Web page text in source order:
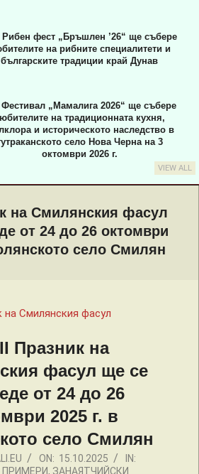
Рибен фест „Бръшлен ’26“ ще събере
на рибните специалитети и
българските традиции край Дунав
„Мамалига 2026“ ще събере
на традиционната кухня,
и историческото наследство в
село Нова Черна на 3
октомври 2026 г.
VIEW ALL
на Смилянския фасул
от 24 до 26 октомври
село Смилян
Празник на
фасул ще се
от 24 до 26
2025 г. в
село Смилян
ON: 15.10.2025
IN:
, ЗАНАЯТЧИЙСКИ